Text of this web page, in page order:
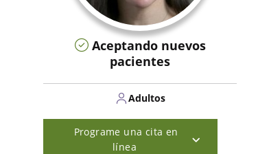
Aceptando nuevos
pacientes
Adultos
Programe una cita en
línea